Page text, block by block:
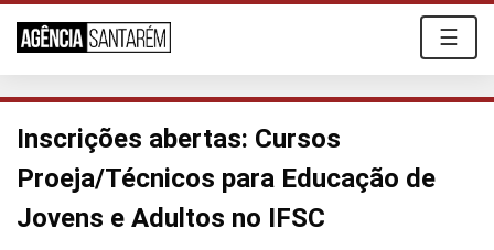
☰
Inscrições abertas: Cursos
Proeja/Técnicos para Educação de
Jovens e Adultos no IFSC